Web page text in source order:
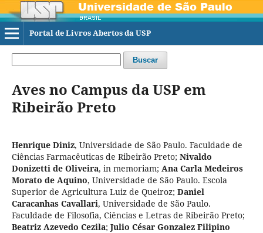
Portal de Livros Abertos da USP
Buscar
Aves no Campus da USP em
Ribeirão Preto
Henrique Diniz, Universidade de São Paulo. Faculdade de
Ciências Farmacêuticas de Ribeirão Preto; Nivaldo
Donizetti de Oliveira, in memoriam; Ana Carla Medeiros
Morato de Aquino, Universidade de São Paulo. Escola
Superior de Agricultura Luiz de Queiroz; Daniel
Caracanhas Cavallari‬, Universidade de São Paulo.
Faculdade de Filosofia, Ciências e Letras de Ribeirão Preto;
Beatriz Azevedo Cezila; Julio César Gonzalez Filipino